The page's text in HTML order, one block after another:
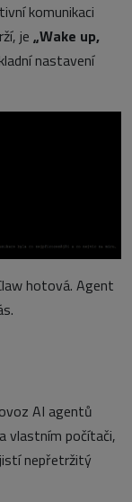
komunikaci
je „Wake up,
nastavení
hotová. Agent
AI agentů
vlastním počítači,
nepřetržitý